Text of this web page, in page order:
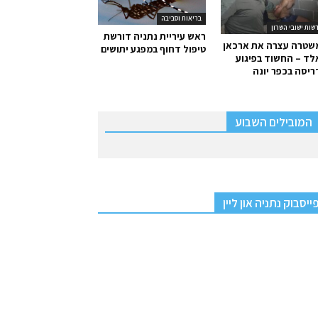
בריאות וסביבה
ראש עיריית נתניה דורשת
טיפול דחוף במפגע יתושים
ישובי השרון
עצרה את ארכאן
– החשוד בפיגוע
בכפר יונה
המובילים השבוע
פייסבוק נתניה און ליין